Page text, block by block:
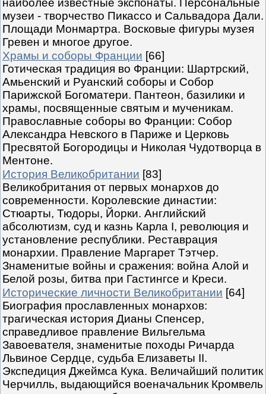
наиболее известные экспонаты. Персональные
музеи - творчество Пикассо и Сальвадора Дали.
Площади Монмартра. Восковые фигуры музея
Гревен и многое другое.
Храмы и соборы Франции [66]
Готическая традиция во Франции: Шартрский,
Амьенский и Руанский соборы и Собор
Парижской Богоматери. Пантеон, базилики и
храмы, посвященные святым и мученикам.
Православные соборы во Франции: Собор
Александра Невского в Париже и Церковь
Пресвятой Богородицы и Николая Чудотворца в
Ментоне.
История Великобритании [83]
Великобритания от первых монархов до
современности. Королевские династии:
Стюарты, Тюдоры, Йорки. Английский
абсолютизм, суд и казнь Карла I, революция и
установление республики. Реставрация
монархии. Правление Маргарет Тэтчер.
Знаменитые войны и сражения: война Алой и
Белой розы, битва при Гастингсе и Креси.
Исторические личности Великобритании [64]
Биография прославленных монархов:
трагическая история Дианы Спенсер,
справедливое правление Вильгельма
Завоевателя, знаменитые походы Ричарда
Львиное Сердце, судьба Елизаветы II.
Экспедиция Джеймса Кука. Величайший политик
Черчилль, выдающийся военачальник Кромвель